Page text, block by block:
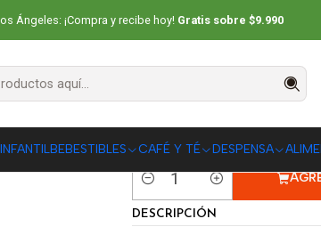
BEBESTIBLES CAFÉ Y TÉ DESPENSA
Ángeles: ¡Compra y recibe hoy! Gratis sobre $9.990
Vinagres Vinagre de Manzana Orgánico 500 ml
Vinagre de
Cantidad
DESCRIPCIÓN